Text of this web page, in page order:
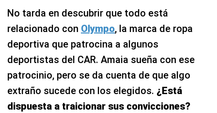
No tarda en descubrir que todo está
relacionado con Olympo, la marca de ropa
deportiva que patrocina a algunos
deportistas del CAR. Amaia sueña con ese
patrocinio, pero se da cuenta de que algo
extraño sucede con los elegidos. ¿Está
dispuesta a traicionar sus convicciones?